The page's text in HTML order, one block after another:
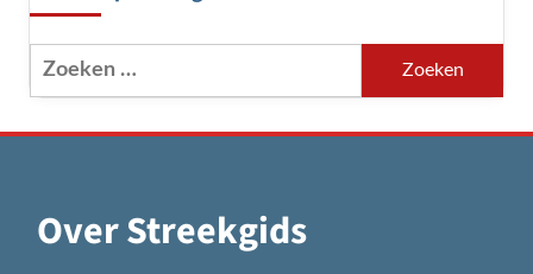
Zoeken
naar:
Over Streekgids